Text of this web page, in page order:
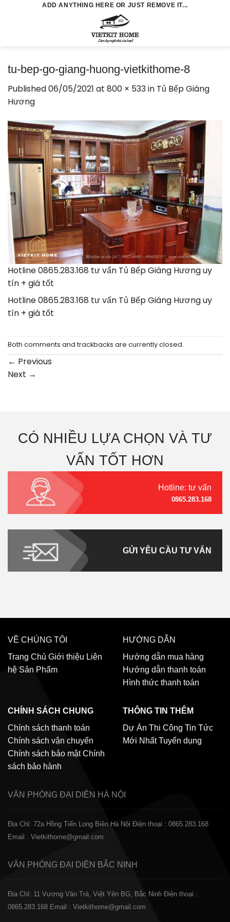
ADD ANYTHING HERE OR JUST REMOVE IT...
tu-bep-go-giang-huong-vietkithome-8
Published06/05/2021 at 800 × 533in Tủ Bếp Giáng
Hương
Hotline 0865.283.168 tư vấn Tủ Bếp Giáng Hương uy
tín + giá tốt
Hotline 0865.283.168 tư vấn Tủ Bếp Giáng Hương uy
tín + giá tốt
Both comments and trackbacks are currently closed.
← Previous
Next →
CÓ NHIỀU LỰA CHỌN VÀ TƯ
VẤN TỐT HƠN
Hotline: tư vấn
0865.283.168
GỬI YÊU CẦU TƯ VẤN
VỀ CHÚNG TÔI
Trang Chủ Giới thiệu Liên
hệ Sản Phẩm
HƯỚNG DẪN
Hướng dẫn mua hàng
Hướng dẫn thanh toán
Hình thức thanh toán
CHÍNH SÁCH CHUNG
Chính sách thanh toán
Chính sách vận chuyển
Chính sách bảo mật Chính
sách bảo hành
THÔNG TIN THÊM
Dự Án Thi Công Tin Tức
Mới Nhất Tuyển dụng
VĂN PHÒNG ĐẠI DIỆN HÀ NỘI
Địa Chỉ: 72a Hồng Tiến Long Biên Hà Nội Điện thoại : 0865.283.168
Email : Vietkithome@gmail.com
VĂN PHÒNG ĐẠI DIỆN BẮC NINH
Địa Chỉ: 11 Vương Văn Trà, Việt Yên BG, Bắc Ninh Điện thoại :
0865.283.168 Email : Vietkithome@gmail.com